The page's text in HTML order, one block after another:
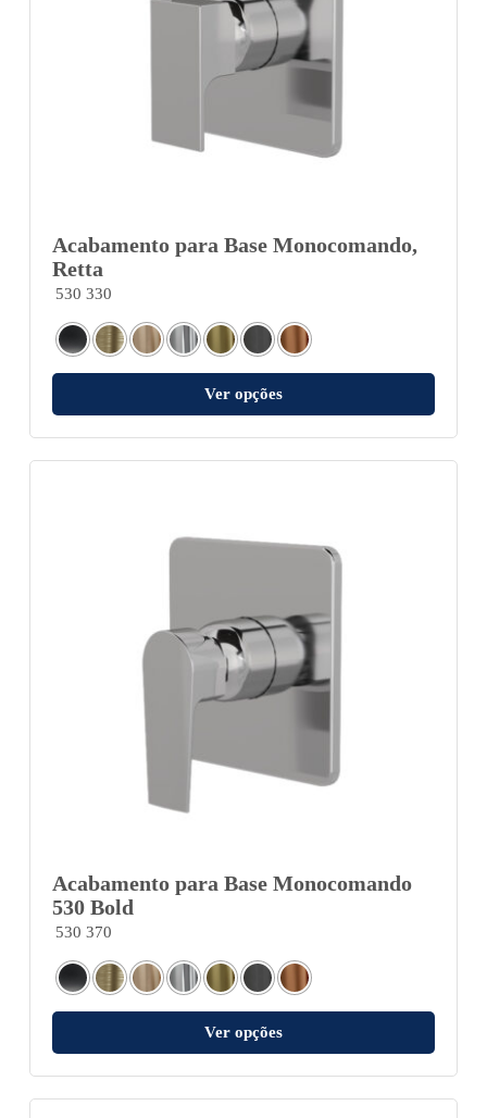
Acabamento para Base Monocomando,
Retta
530 330
Ver opções
Acabamento para Base Monocomando
530 Bold
530 370
Ver opções